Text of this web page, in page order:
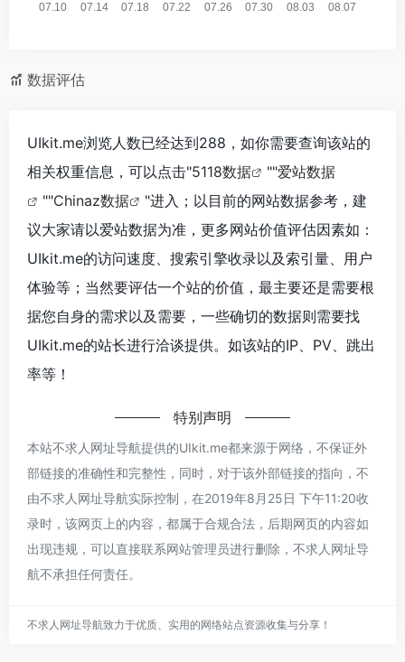
数据评估
UIkit.me浏览人数已经达到288，如你需要查询该站的
相关权重信息，可以点击"5118数据 ""爱站数据
""Chinaz数据
"进入；以目前的网站数据参考，建
议大家请以爱站数据为准，更多网站价值评估因素如：
UIkit.me的访问速度、搜索引擎收录以及索引量、用户
体验等；当然要评估一个站的价值，最主要还是需要根
据您自身的需求以及需要，一些确切的数据则需要找
UIkit.me的站长进行洽谈提供。如该站的IP、PV、跳出
率等！
特别声明
本站不求人网址导航提供的UIkit.me都来源于网络，不保证外
部链接的准确性和完整性，同时，对于该外部链接的指向，不
由不求人网址导航实际控制，在2019年8月25日 下午11:20收
录时，该网页上的内容，都属于合规合法，后期网页的内容如
出现违规，可以直接联系网站管理员进行删除，不求人网址导
航不承担任何责任。
不求人网址导航致力于优质、实用的网络站点资源收集与分享！